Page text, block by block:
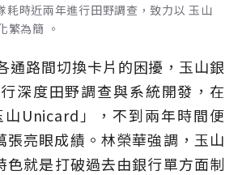
耗時近兩年進行田野調查，致力以 玉山
繁為簡 。
通路間切換卡片的困擾，玉山銀
深度田野調查與系統開發，在
Unicard」，不到兩年時間便
張亮眼成績。林榮華強調，玉山
就是打破過去由銀行單方面制